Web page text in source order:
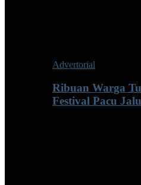
Advertorial
Ribuan Warga
Festival Pacu